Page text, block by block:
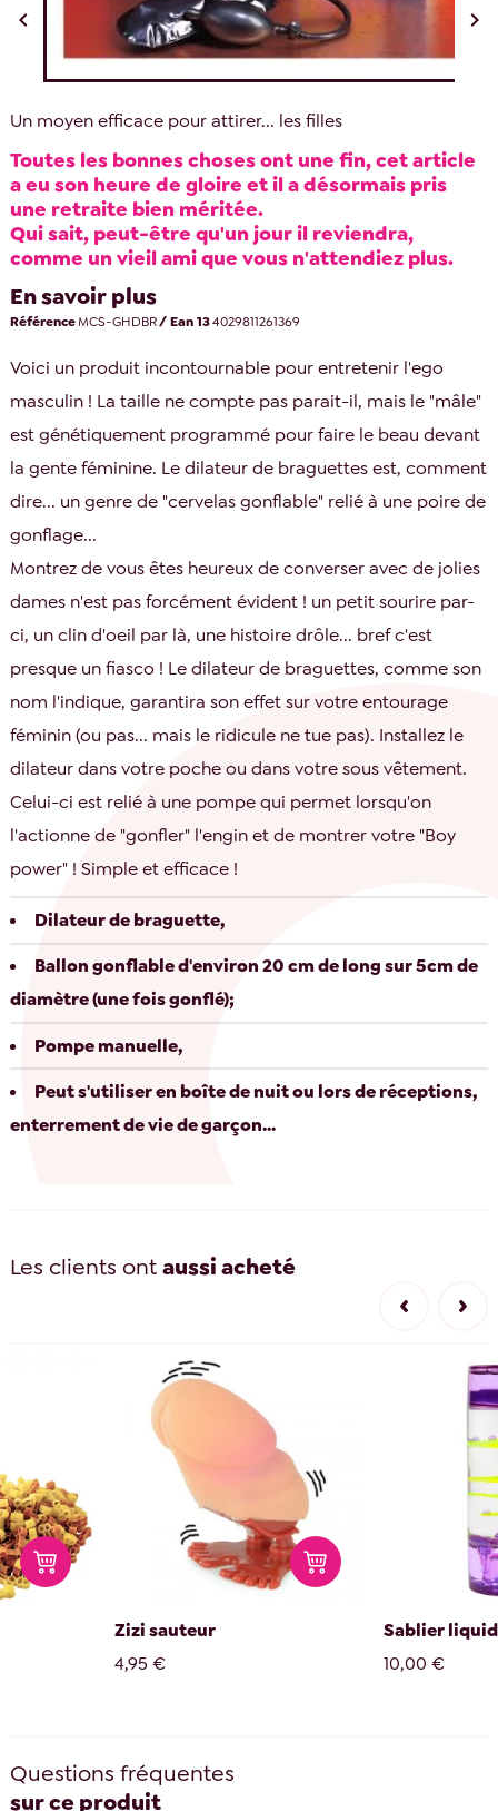
 
Un moyen efficace pour attirer... les filles
Toutes les bonnes choses ont une fin, cet article
a eu son heure de gloire et il a désormais pris
une retraite bien méritée.
Qui sait, peut-être qu'un jour il reviendra,
comme un vieil ami que vous n'attendiez plus.
En savoir plus
RéférenceMCS-GHDBR/ Ean 134029811261369
Voici un produit incontournable pour entretenir l'ego
masculin ! La taille ne compte pas parait-il, mais le "mâle"
est génétiquement programmé pour faire le beau devant
la gente féminine. Le dilateur de braguettes est, comment
dire... un genre de "cervelas gonflable" relié à une poire de
gonflage...
Montrez de vous êtes heureux de converser avec de jolies
dames n'est pas forcément évident ! un petit sourire par-
ci, un clin d'oeil par là, une histoire drôle... bref c'est
presque un fiasco ! Le dilateur de braguettes, comme son
nom l'indique, garantira son effet sur votre entourage
féminin (ou pas... mais le ridicule ne tue pas). Installez le
dilateur dans votre poche ou dans votre sous vêtement.
Celui-ci est relié à une pompe qui permet lorsqu'on
l'actionne de "gonfler" l'engin et de montrer votre "Boy
power" ! Simple et efficace !
Dilateur de braguette,
Ballon gonflable d'environ 20 cm de long sur 5cm de
diamètre (une fois gonflé);
Pompe manuelle,
Peut s'utiliser en boîte de nuit ou lors de réceptions,
enterrement de vie de garçon...
Les clients ontaussi acheté
Zizi sauteur
4,95 €
Sablier
10,00 €
Questions fréquentes
sur ce produit